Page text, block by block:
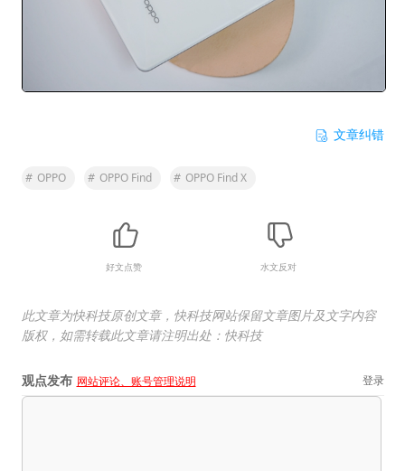
文章纠错
# OPPO # OPPO Find # OPPO Find X
好文点赞 水文反对
此文章为快科技原创文章，快科技网站保留文章图片及文字内容
版权，如需转载此文章请注明出处：快科技
观点发布 网站评论、账号管理说明 登录